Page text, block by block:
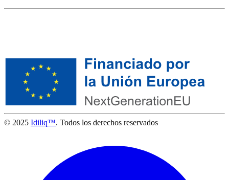
© 2025 Idiliq™. Todos los derechos reservados